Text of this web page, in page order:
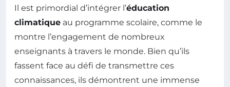
Il est primordial d’intégrer l’éducation
climatique au programme scolaire, comme le
montre l’engagement de nombreux
enseignants à travers le monde. Bien qu’ils
fassent face au défi de transmettre ces
connaissances, ils démontrent une immense